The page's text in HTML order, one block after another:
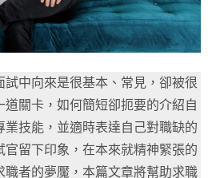
試中向來是很基本、常見，卻被很
關卡，如何簡短卻扼要的介紹自
業技能，並適時表達自己對職缺的
留下印象，在本來就精神緊張的
職者的夢魘，本篇文章將幫助求職